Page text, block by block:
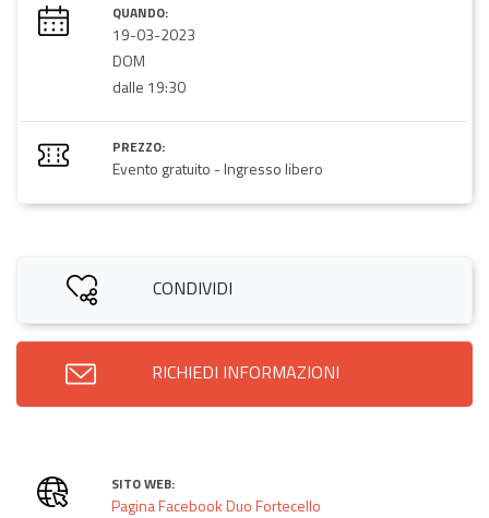
QUANDO:
19-03-2023
DOM
dalle 19:30
PREZZO:
Evento gratuito - Ingresso libero
CONDIVIDI
RICHIEDI INFORMAZIONI
SITO WEB:
Pagina Facebook Duo Fortecello